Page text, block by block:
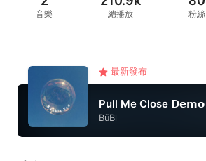
音樂 總播放 粉絲
最新發布
Pull Me Close 𝗗𝗲𝗺𝗼
BüBl